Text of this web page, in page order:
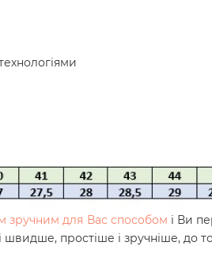
зручним для Вас способом і Ви
швидше, простіше і зручніше, до